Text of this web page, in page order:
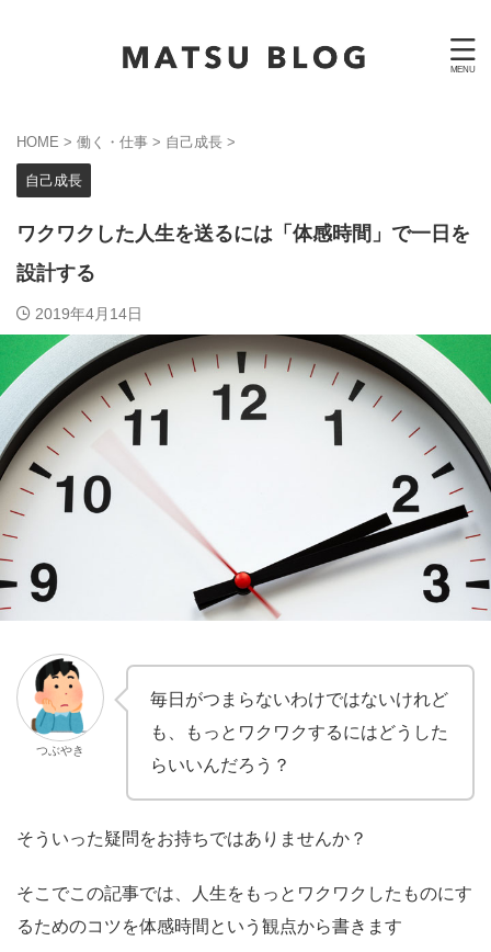
HOME > 働く・仕事 > 自己成長 >
自己成長
ワクワクした人生を送るには「体感時間」で一日を
設計する
2019年4月14日
つぶやき
毎日がつまらないわけではないけれど
も、もっとワクワクするにはどうした
らいいんだろう？
そういった疑問をお持ちではありませんか？
そこでこの記事では、人生をもっとワクワクしたものにす
るためのコツを体感時間という観点から書きます